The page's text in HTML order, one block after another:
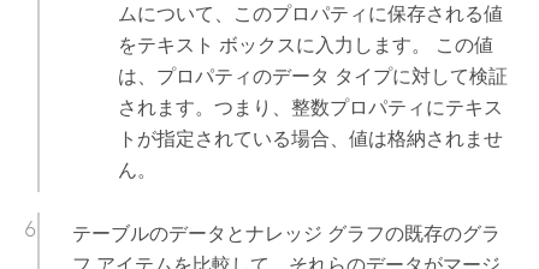
ムについて、このプロパティに保存される値
をテキスト ボックスに入力します。 この値
は、プロパティのデータ タイプに対して検証
されます。つまり、整数プロパティにテキス
トが指定されている場合、値は格納されませ
ん。
テーブルのデータとナレッジ グラフの既存のグラ